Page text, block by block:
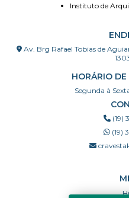
Instituto de
Av. Brg Rafael Tobias de
HORÁRIO
Segunda à
(19)
(19)